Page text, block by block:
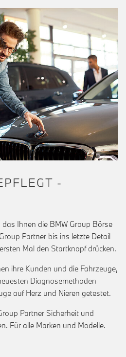
-
Ihnen die BMW Group Börse
Partner bis ins letzte Detail
Mal den Startknopf drücken.
ihre Kunden und die Fahrzeuge,
Diagnosemethoden
auf Herz und Nieren getestet.
Partner Sicherheit und
Für alle Marken und Modelle.